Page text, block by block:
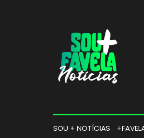
SOU + NOTÍCIAS